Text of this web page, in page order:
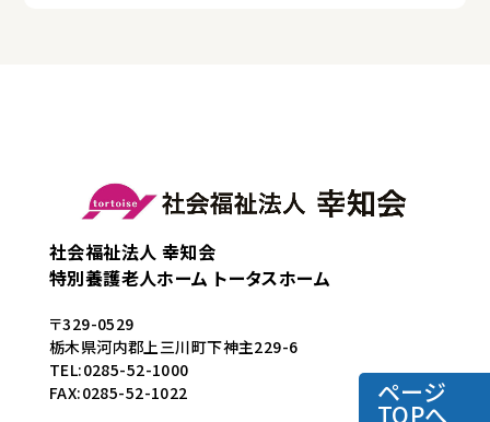
社会福祉法人 幸知会
特別養護老人ホーム トータスホーム
〒329-0529
栃木県河内郡上三川町下神主229-6
TEL:0285-52-1000
FAX:0285-52-1022
ページ
TOPへ